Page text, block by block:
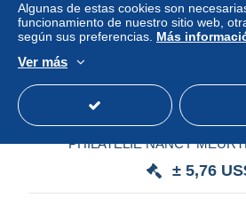
32821# MARIANNE BRIAT
LETTRE obl 975 ST PIERRE ET
PHILATELIE NANCY
± 5,76
Algunas de estas cookies son
funcionamiento de nuestro sitio web,
según sus preferencias. Más
Ver más